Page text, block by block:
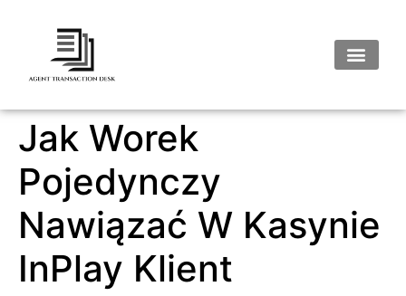
Jak Worek
Pojedynczy
Nawiązać W Kasynie
InPlay Klient